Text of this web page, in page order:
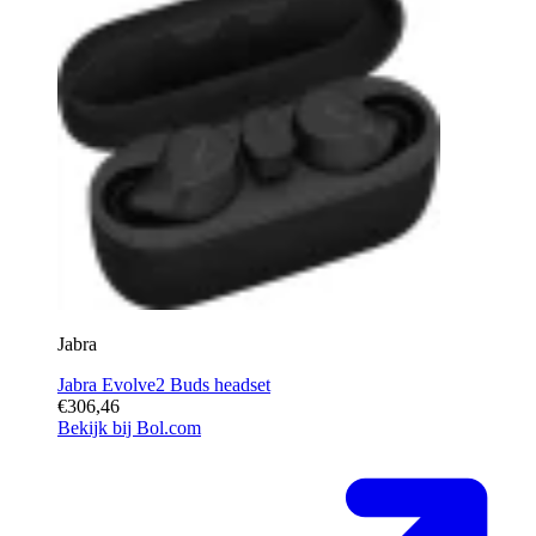
Jabra
Jabra Evolve2 Buds headset
€306,46
Bekijk bij Bol.com